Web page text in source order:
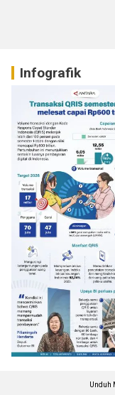
Infografik
Unduh